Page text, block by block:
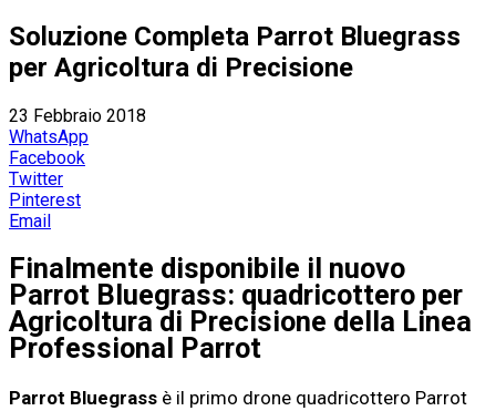
Soluzione Completa Parrot Bluegrass
per Agricoltura di Precisione
23 Febbraio 2018
WhatsApp
Facebook
Twitter
Pinterest
Email
Finalmente disponibile il nuovo
Parrot Bluegrass: quadricottero per
Agricoltura di Precisione della Linea
Professional Parrot
Parrot Bluegrass è il primo drone quadricottero Parrot